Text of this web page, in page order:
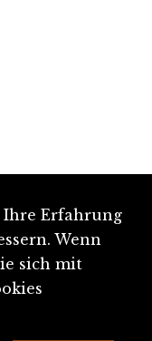
Ihre Erfahrung
Wenn
sich mit